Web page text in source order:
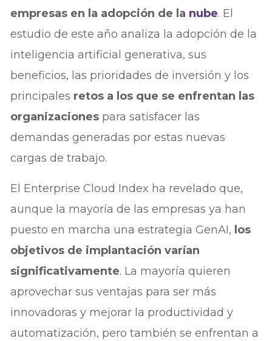
empresas en la adopción de la nube. El
estudio de este año analiza la adopción de la
inteligencia artificial generativa, sus
beneficios, las prioridades de inversión y los
principales retos a los que se enfrentan las
organizaciones para satisfacer las
demandas generadas por estas nuevas
cargas de trabajo.
El Enterprise Cloud Index ha revelado que,
aunque la mayoría de las empresas ya han
puesto en marcha una estrategia GenAI, los
objetivos de implantación varían
significativamente. La mayoría quieren
aprovechar sus ventajas para ser más
innovadoras y mejorar la productividad y
automatización, pero también se enfrentan a